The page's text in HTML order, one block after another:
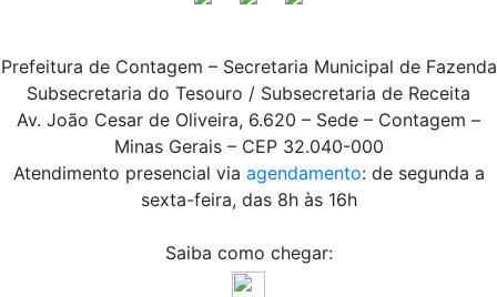
Prefeitura de Contagem – Secretaria Municipal de Fazenda
Subsecretaria do Tesouro / Subsecretaria de Receita
Av. João Cesar de Oliveira, 6.620 – Sede – Contagem –
Minas Gerais – CEP 32.040-000
Atendimento presencial via agendamento: de segunda a
sexta-feira, das 8h às 16h
Saiba como chegar: